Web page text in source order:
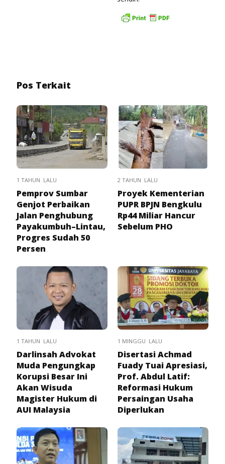
Pos Terkait
1 TAHUN LALU
Pemprov Sumbar
Genjot Perbaikan
Jalan Penghubung
Payakumbuh–Lintau,
Progres Sudah 50
Persen
2 TAHUN LALU
Proyek Kementerian
PUPR BPJN Bengkulu
Rp44 Miliar Hancur
Sebelum PHO
1 TAHUN LALU
Darlinsah Advokat
Muda Pengungkap
Korupsi Besar Ini
Akan Wisuda
Magister Hukum di
AUI Malaysia
1 MINGGU LALU
Disertasi Achmad
Fuady Tuai Apresiasi,
Prof. Abdul Latif:
Reformasi Hukum
Persaingan Usaha
Diperlukan